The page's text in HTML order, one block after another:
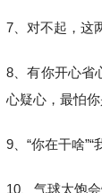
7、对不起，这
8、有你开心省
心疑心，最怕你
9、“你在干啥”“
10、气球太饱